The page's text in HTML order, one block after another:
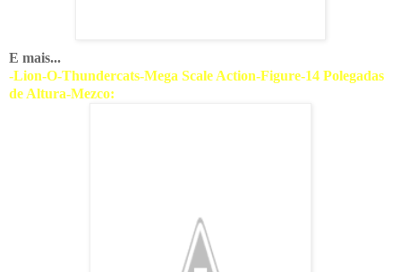
E mais...
-Lion-O-Thundercats-Mega Scale Action-Figure-14 Polegadas
de Altura-Mezco: